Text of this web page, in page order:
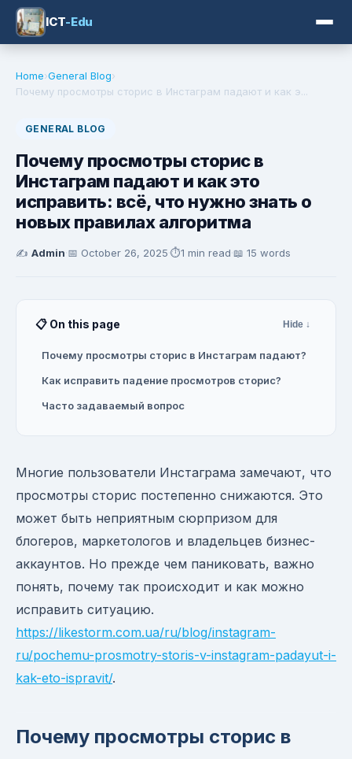
ICT-Edu
Home›General Blog›
Почему просмотры сторис в Инстаграм падают и как э...
GENERAL BLOG
Почему просмотры сторис в
Инстаграм падают и как это
исправить: всё, что нужно знать о
новых правилах алгоритма
✍️ Admin·📅 October 26, 2025·⏱️1 min read·📖 15 words
📋 On this page Hide ↓
Почему просмотры сторис в Инстаграм падают?
Как исправить падение просмотров сторис?
Часто задаваемый вопрос
Многие пользователи Инстаграма замечают, что
просмотры сторис постепенно снижаются. Это
может быть неприятным сюрпризом для
блогеров, маркетологов и владельцев бизнес-
аккаунтов. Но прежде чем паниковать, важно
понять, почему так происходит и как можно
исправить ситуацию.
https://likestorm.com.ua/ru/blog/instagram-
ru/pochemu-prosmotry-storis-v-instagram-padayut-i-
kak-eto-ispravit/.
Почему просмотры сторис в